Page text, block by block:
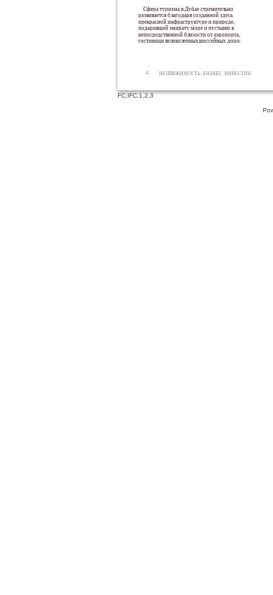
4 НЕДВИЖИМОСТЬ, БИЗНЕС, ИНВЕСТИЦИИ
Сфера туризма в Дубае стремительно
развивается благодаря созданной здесь
прекрасной инфраструктуре и природе,
подарившей эмирату море и пустыню в
непосредственной близости от аэропорта,
гостиници великолепныхшоссейных дорог.
FC,IFC,1,2,3